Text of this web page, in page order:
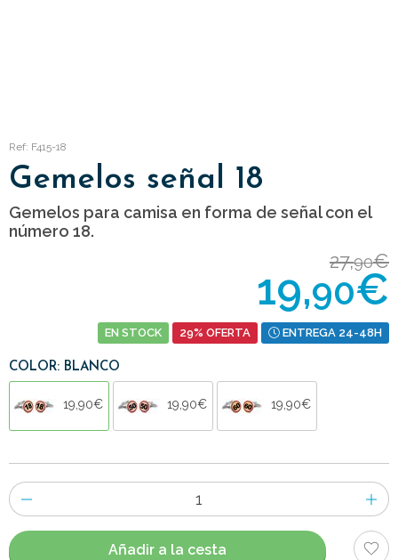
Ref: F415-18
Gemelos señal 18
Gemelos para camisa en forma de señal con el
número 18.
27,90€
19,90€
EN STOCK 29% OFERTA ENTREGA 24-48H
COLOR: BLANCO
19,90€ 19,90€ 19,90€
Número
de
artículos
Añadir a la cesta